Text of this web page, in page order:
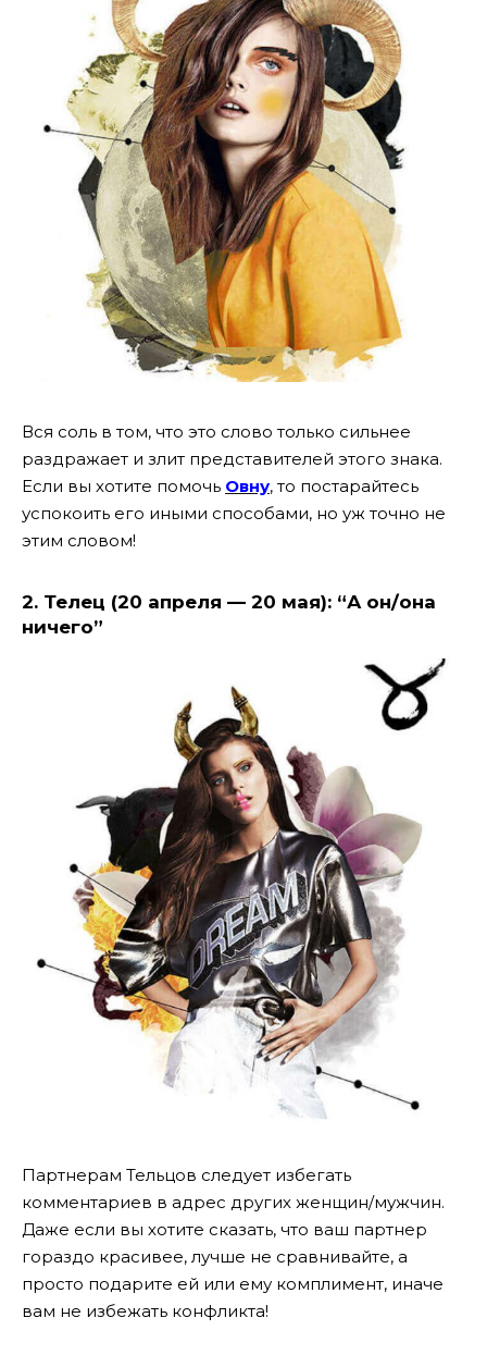
Вся соль в том, что это слово только сильнее
раздражает и злит представителей этого знака.
Если вы хотите помочь Овну, то постарайтесь
успокоить его иными способами, но уж точно не
этим словом!
2. Телец (20 апреля — 20 мая): “А он/она
ничего”
Партнерам Тельцов следует избегать
комментариев в адрес других женщин/мужчин.
Даже если вы хотите сказать, что ваш партнер
гораздо красивее, лучше не сравнивайте, а
просто подарите ей или ему комплимент, иначе
вам не избежать конфликта!